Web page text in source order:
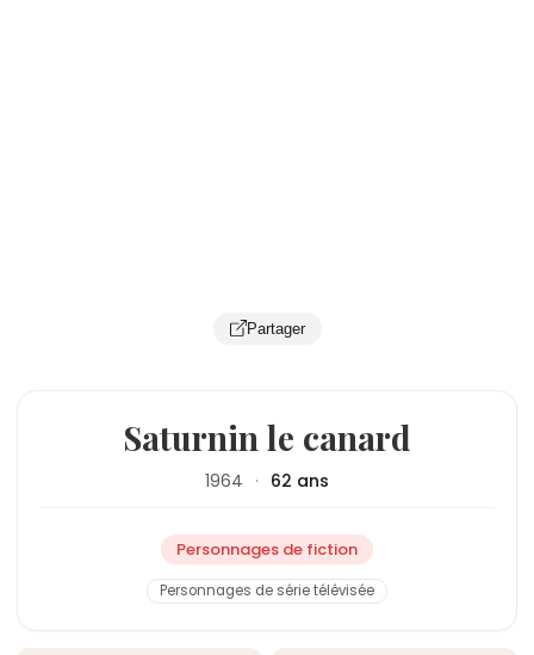
Partager
Saturnin le canard
1964 · 62 ans
Personnages de fiction
Personnages de série télévisée